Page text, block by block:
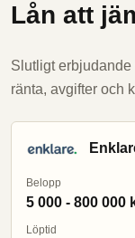
Lån att
Slutligt
ränta, avgifter och
Belopp
5 000 - 800 000
Löptid